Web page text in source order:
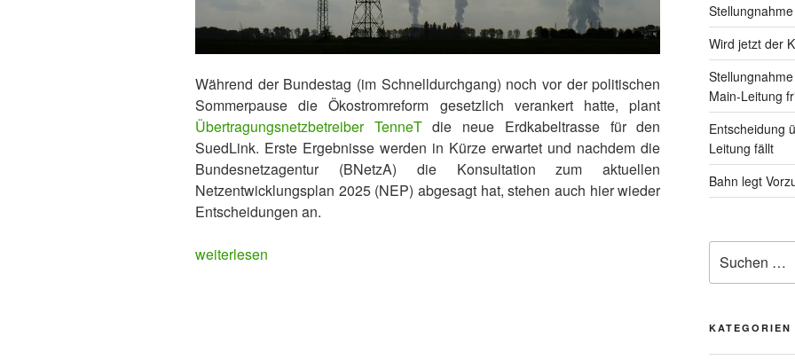
Während der Bundestag (im Schnelldurchgang) noch vor der politischen
Sommerpause die Ökostromreform gesetzlich verankert hatte, plant
Übertragungsnetzbetreiber TenneTdie neue Erdkabeltrasse für den
SuedLink. Erste Ergebnisse werden in Kürze erwartet und nachdem die
Bundesnetzagentur (BNetzA) die Konsultation zum aktuellen
Netzentwicklungsplan 2025 (NEP) abgesagt hat, stehen auch hier wieder
Entscheidungen an.
„SuedLink
weiterlesen
Wird jetzt der
Main-Leitung
Entscheidung
Leitung fällt
Bahn legt
nach:
KATEGORIEN